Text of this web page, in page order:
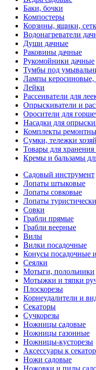
Баки, бочки
Компостеры
Корзины, ящики,
Водонагреватели
Души дачные
Раковины дачные
Рукомойники дачные
Тумбы под
Лампы керосиновые,
Лейки
Рассеиватели для
Опрыскиватели и
Оросители для
Насадки для
Комплекты
Сумки, тележки
Товары для хранения
Кремы и бальзамы
Садовый инструмент
Лопаты штыковые
Лопаты совковые
Лопаты
Совки
Грабли прямые
Грабли веерные
Вилы
Вилки посадочные
Конусы посадочные
Сеялки
Мотыги, полольники
Мотыжки и тяпки
Плоскорезы
Корнеудалители и
Секаторы
Сучкорезы
Ножницы садовые
Ножницы газонные
Ножницы-кусторезы
Аксессуары к
Ножи садовые
Ножовки и пилы